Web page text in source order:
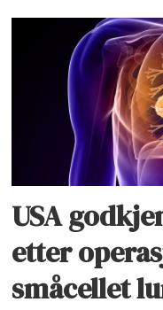
USA
etter
småcellet